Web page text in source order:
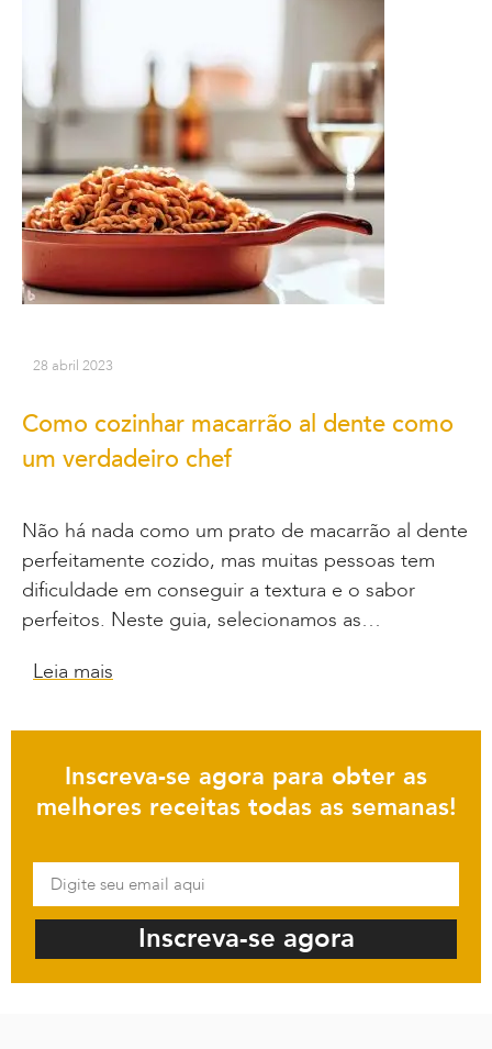
28 abril 2023
Como cozinhar macarrão al dente como
um verdadeiro chef
Não há nada como um prato de macarrão al dente
perfeitamente cozido, mas muitas pessoas tem
dificuldade em conseguir a textura e o sabor
perfeitos. Neste guia, selecionamos as…
Leia mais
Inscreva-se agora para obter as
melhores receitas todas as semanas!
Inscreva-se agora